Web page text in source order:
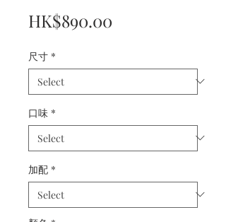
HK$890.00
尺寸 *
口味 *
加配 *